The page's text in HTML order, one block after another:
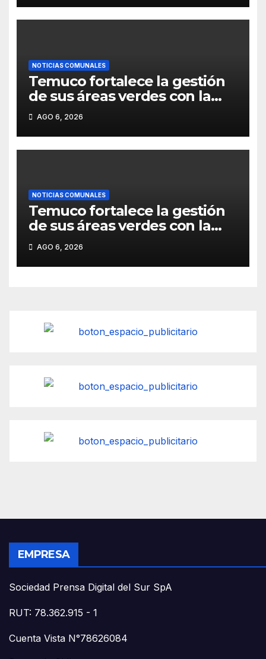
crear tótem que elimina las
filas en Imagenología».
NOTICIAS COMUNALES
Temuco fortalece la gestión
de sus áreas verdes con la
aprobación del nuevo
Departamento de Parques.
AGO 6, 2026
NOTICIAS COMUNALES
Temuco fortalece la gestión
de sus áreas verdes con la
aprobación del nuevo
Departamento de Parques.
AGO 6, 2026
EMPRESA
Sociedad Prensa Digital del Sur SpA
RUT: 78.362.915 - 1
Cuenta Vista N°78626084